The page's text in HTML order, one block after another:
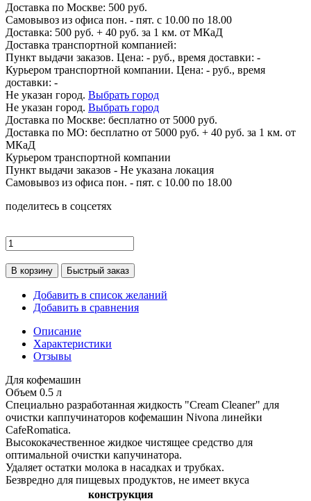
Доставка по Москве: 500 руб.
Самовывоз из офиса пон. - пят. с 10.00 по 18.00
Доставка: 500 руб. + 40 руб. за 1 км. от МКаД
Доставка транспортной компанией:
Пункт выдачи заказов. Цена: - руб., время доставки: -
Курьером транспортной компании. Цена: - руб., время
доставки: -
Не указан город. Выбрать город
Не указан город. Выбрать город
Доставка по Москве: бесплатно от 5000 руб.
Доставка по МО: бесплатно от 5000 руб. + 40 руб. за 1 км. от
МКаД
Курьером транспортной компании
Пункт выдачи заказов - Не указана локация
Самовывоз из офиса пон. - пят. с 10.00 по 18.00
поделитесь в соцсетях
В корзину Быстрый заказ
Добавить в список желаний
Добавить в сравнения
Описание
Характеристики
Отзывы
Для кофемашин
Объем 0.5 л
Специально разработанная жидкость "Cream Cleaner" для
очистки каппучинаторов кофемашин Nivona линейки
CafeRomatica.
Высококачественное жидкое чистящее средство для
оптимальной очистки капучинатора.
Удаляет остатки молока в насадках и трубках.
Безвредно для пищевых продуктов, не имеет вкуса
конструкция